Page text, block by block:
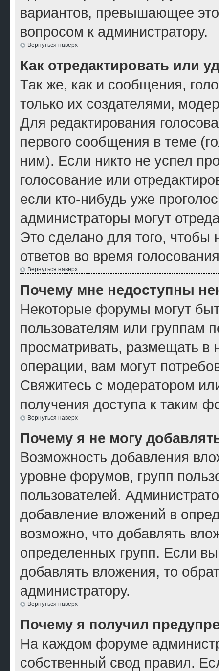
вариантов, превышающее это
вопросом к администратору.
Вернуться наверх
Как отредактировать или
Так же, как и сообщения,
только их создателями,
Для редактирования
первого сообщения в теме
ним). Если никто не успел
голосование или
если кто-нибудь уже
администраторы могут
Это сделано для того,
ответов во время
Вернуться наверх
Почему мне недоступны
Некоторые форумы могут
пользователям или группам
просматривать, размещать
операции, вам могут
Свяжитесь с модератором
получения доступа к таким
Вернуться наверх
Почему я не могу
Возможность добавления
уровне форумов, групп
пользователей.
добавление вложений в
возможно, что добавлять
определенных групп. Если
добавлять вложения, то
администратору.
Вернуться наверх
Почему я получил
На каждом форуме
собственный свод правил.